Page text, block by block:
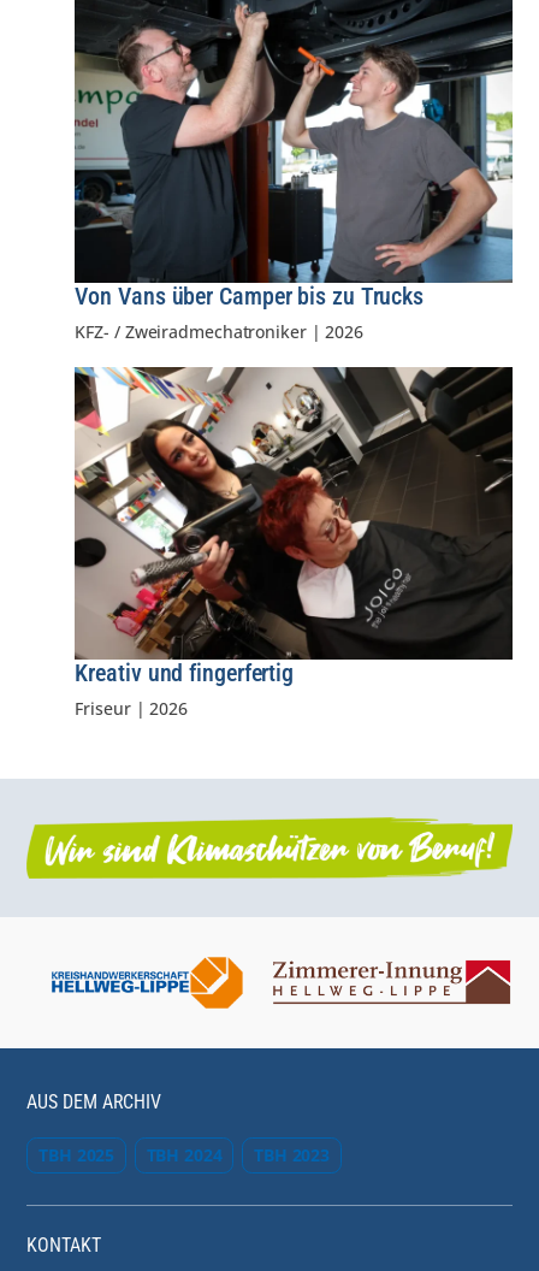
Von Vans über Camper bis zu Trucks
KFZ- / Zweiradmechatroniker|2026
Kreativ und fingerfertig
Friseur|2026
AUS DEM ARCHIV
TBH 2025 TBH 2024 TBH 2023
KONTAKT